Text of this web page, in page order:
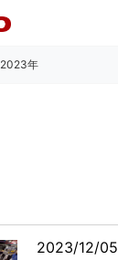
2023年
2023/12/05